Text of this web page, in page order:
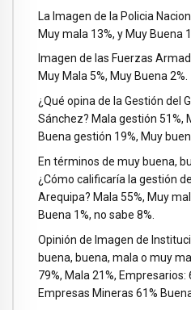
La Imagen de la Policia
Muy mala 13%, y Muy Buena
Imagen de las Fuerzas
Muy Mala 5%, Muy Buena 2%.
¿Qué opina de la Gestión del
Sánchez? Mala gestión 51%,
Buena gestión 19%, Muy
En términos de muy buena,
¿Cómo calificaría la gestión
Arequipa? Mala 55%, Muy
Buena 1%, no sabe 8%.
Opinión de Imagen de
buena, buena, mala o muy
79%, Mala 21%, Empresarios:
Empresas Mineras 61%